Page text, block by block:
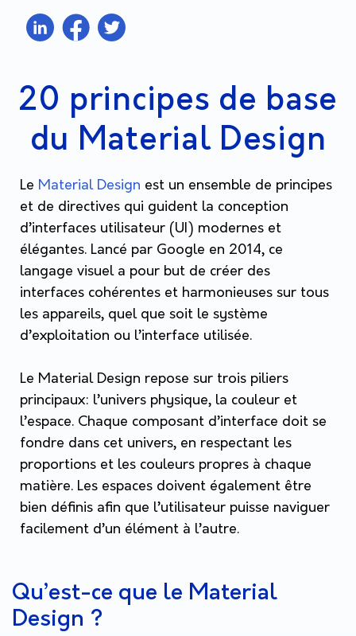
20 principes de base
du Material Design
Le Material Design est un ensemble de principes
et de directives qui guident la conception
d’interfaces utilisateur (UI) modernes et
élégantes. Lancé par Google en 2014, ce
langage visuel a pour but de créer des
interfaces cohérentes et harmonieuses sur tous
les appareils, quel que soit le système
d’exploitation ou l’interface utilisée.
Le Material Design repose sur trois piliers
principaux: l’univers physique, la couleur et
l’espace. Chaque composant d’interface doit se
fondre dans cet univers, en respectant les
proportions et les couleurs propres à chaque
matière. Les espaces doivent également être
bien définis afin que l’utilisateur puisse naviguer
facilement d’un élément à l’autre.
Qu’est-ce que le Material
Design ?